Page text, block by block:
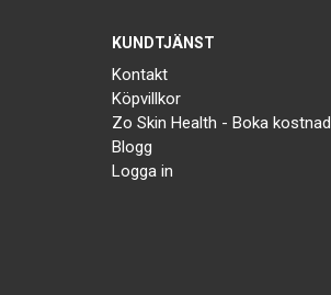
KUNDTJÄNST
Kontakt
Köpvillkor
Zo Skin Health - Boka
Blogg
Logga in